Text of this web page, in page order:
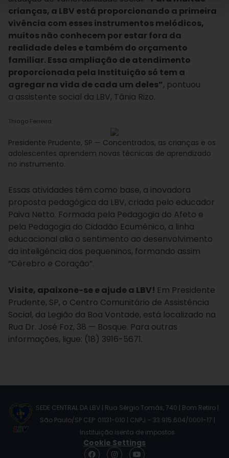
crianças, a LBV está proporcionando a primeira
vivência com esses instrumentos melódicos,
muitos não conhecem por estar fora da
realidade deles e também do orçamento
familiar. Essa ampliação de atendimento
proporcionada pela Instituição só tem a
agregar na vida de cada um deles”, pontuou
a assistente social da LBV, Tânia Rizo.
Thiago Ferreira
Presidente Prudente, SP — Concentrados, as crianças e os
adolescentes aprendem novas técnicas de aprendizado
no instrumento.
Essas atividades têm como base, a inovadora
proposta pedagógica da LBV, criada pelo educador
Paiva Netto. Formada pela Pedagogia do Afeto e
pela Pedagogia do Cidadão Ecumênico, a linha
educacional alia o sentimento ao desenvolvimento
da inteligência dos pequeninos, formando assim
“Cérebro e Coração”.
Visite, apaixone-se e ajude a LBV! Em Presidente
Prudente, SP, o Centro Comunitário de Assistência
Social, da Legião da Boa Vontade, está localizado na
Rua Dr. José Foz, 38 — Bosque. Para outras
informações, ligue: (18) 3916-5671.
SEDE CENTRAL DA LBV | Rua Sérgio Tomás, 740 | Bom Retiro |
São Paulo/SP CEP: 01131-010 | CNPJ – 33.915.604/0001-17 |
Instituição isenta de impostos
Cookie Settings
F
I
Y